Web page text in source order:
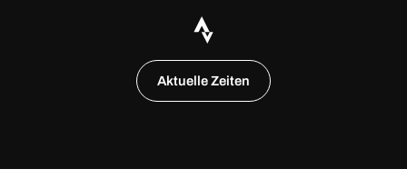
Aktuelle Zeiten